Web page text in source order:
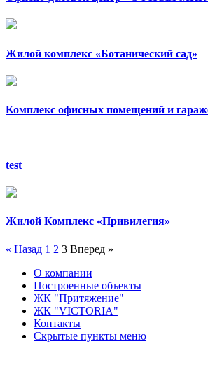
Жилой комплекс «Ботанический сад»
Комплекс офисных помещений и
test
Жилой Комплекс «Привилегия»
« Назад 1 2 3 Вперед »
О компании
Построенные объекты
ЖК "Притяжение"
ЖК "VICTORIA"
Контакты
Скрытые пункты меню